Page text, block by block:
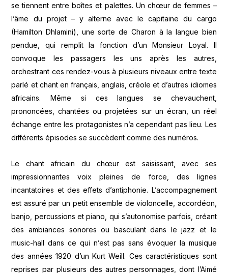
se tiennent entre boîtes et palettes. Un chœur de femmes –
l’âme du projet – y alterne avec le capitaine du cargo
(Hamilton Dhlamini), une sorte de Charon à la langue bien
pendue, qui remplit la fonction d’un Monsieur Loyal. Il
convoque les passagers les uns après les autres,
orchestrant ces rendez-vous à plusieurs niveaux entre texte
parlé et chant en français, anglais, créole et d’autres idiomes
africains. Même si ces langues se chevauchent,
prononcées, chantées ou projetées sur un écran, un réel
échange entre les protagonistes n’a cependant pas lieu. Les
différents épisodes se succèdent comme des numéros.
Le chant africain du chœur est saisissant, avec ses
impressionnantes voix pleines de force, des lignes
incantatoires et des effets d’antiphonie. L’accompagnement
est assuré par un petit ensemble de violoncelle, accordéon,
banjo, percussions et piano, qui s’autonomise parfois, créant
des ambiances sonores ou basculant dans le jazz et le
music-hall dans ce qui n’est pas sans évoquer la musique
des années 1920 d’un Kurt Weill. Ces caractéristiques sont
reprises par plusieurs des autres personnages, dont l’Aimé